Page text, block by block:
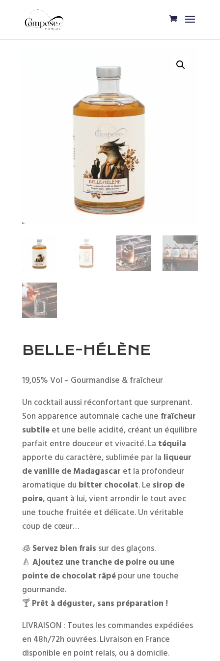
BELLE-HÉLÈNE
19,05% Vol – Gourmandise & fraîcheur
Un cocktail aussi réconfortant que surprenant.
Son apparence automnale cache une fraîcheur
subtileet une belle acidité, créant un équilibre
parfait entre douceur et vivacité. La téquila
apporte du caractère, sublimée par la liqueur
de vanille de Madagascar et la profondeur
aromatique du bitter chocolat. Le sirop de
poire, quant à lui, vient arrondir le tout avec
une touche fruitée et délicate. Un véritable
coup de cœur…
🧊 Servez bien frais sur des glaçons.
🍐 Ajoutez une tranche de poire ou une
pointe de chocolat râpépour une touche
gourmande.
🍸Prêt à déguster, sans préparation !
LIVRAISON : Toutes les commandes expédiées
en 48h/72h ouvrées. Livraison en France
disponible en point relais, ou à domicile.